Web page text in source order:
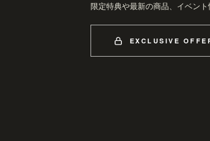
ルから世界へスケートボードカルチャーを発信し続ける
限定特典や最新の商品、イベント
EXCLUSIVE